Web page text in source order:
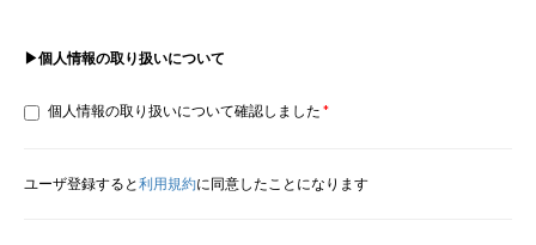
▶個人情報の取り扱いについて
個人情報の取り扱いについて確認しました
ユーザ登録すると利用規約に同意したことになります